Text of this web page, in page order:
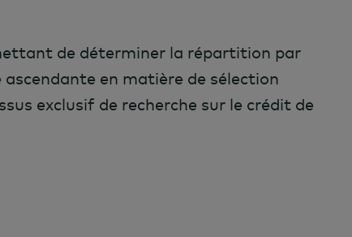
de déterminer la répartition par
en matière de sélection
exclusif de recherche sur le crédit de